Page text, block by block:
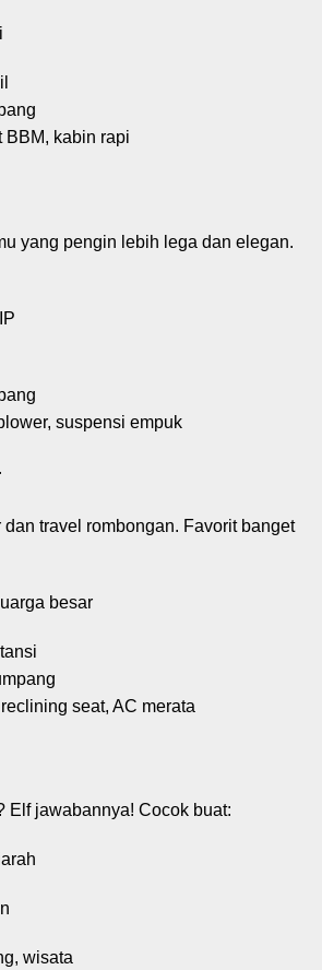
BBM, kabin rapi
yang pengin lebih lega dan elegan.
suspensi empuk
dan travel rombongan. Favorit banget
besar
seat, AC merata
Elf jawabannya! Cocok buat:
wisata